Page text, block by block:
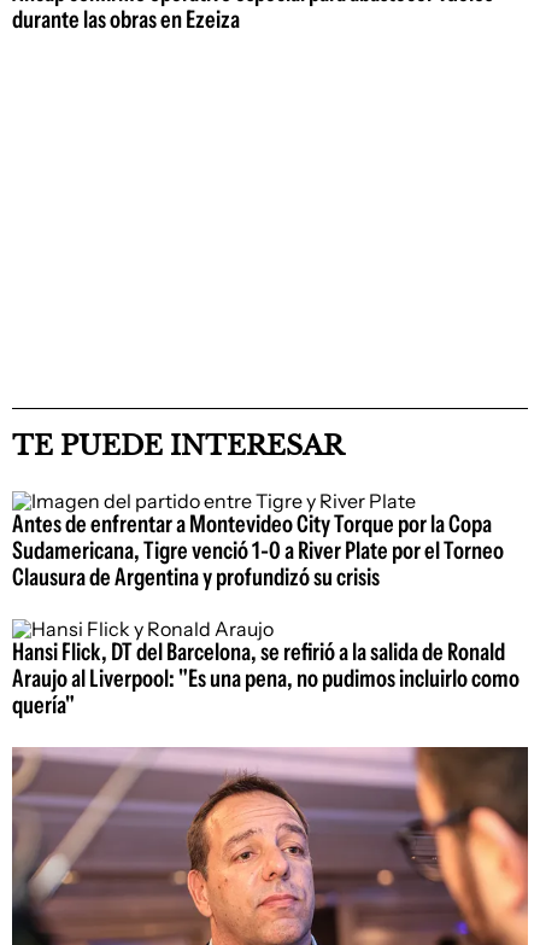
durante las obras en Ezeiza
TE PUEDE INTERESAR
Antes de enfrentar a Montevideo City Torque por la Copa
Sudamericana, Tigre venció 1-0 a River Plate por el Torneo
Clausura de Argentina y profundizó su crisis
Hansi Flick, DT del Barcelona, se refirió a la salida de Ronald
Araujo al Liverpool: "Es una pena, no pudimos incluirlo como
quería"